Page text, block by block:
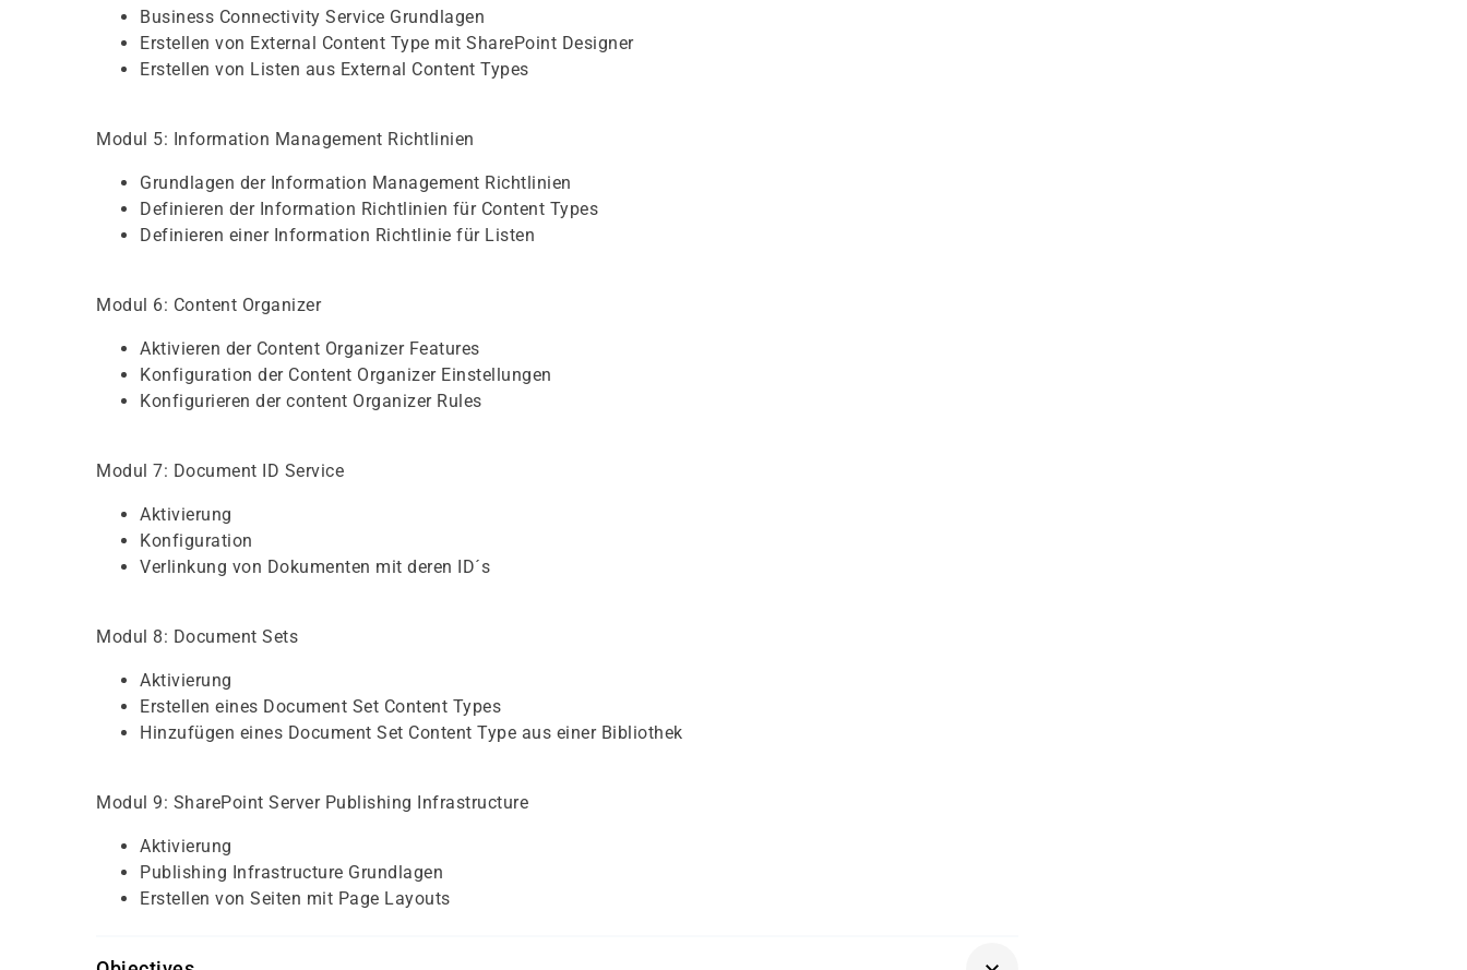
Business Connectivity Service Grundlagen
Erstellen von External Content Type mit SharePoint Designer
Erstellen von Listen aus External Content Types
Modul 5: Information Management Richtlinien
Grundlagen der Information Management Richtlinien
Definieren der Information Richtlinien für Content Types
Definieren einer Information Richtlinie für Listen
Modul 6: Content Organizer
Aktivieren der Content Organizer Features
Konfiguration der Content Organizer Einstellungen
Konfigurieren der content Organizer Rules
Modul 7: Document ID Service
Aktivierung
Konfiguration
Verlinkung von Dokumenten mit deren ID´s
Modul 8: Document Sets
Aktivierung
Erstellen eines Document Set Content Types
Hinzufügen eines Document Set Content Type aus einer Bibliothek
Modul 9: SharePoint Server Publishing Infrastructure
Aktivierung
Publishing Infrastructure Grundlagen
Erstellen von Seiten mit Page Layouts